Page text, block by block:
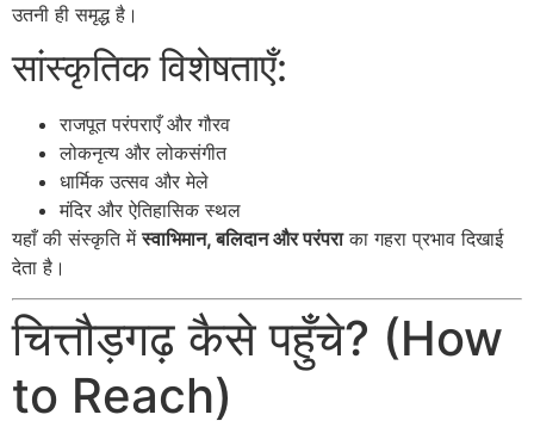
उतनी ही समृद्ध है।
सांस्कृतिक विशेषताएँ:
राजपूत परंपराएँ और गौरव
लोकनृत्य और लोकसंगीत
धार्मिक उत्सव और मेले
मंदिर और ऐतिहासिक स्थल
यहाँ की संस्कृति मेंस्वाभिमान, बलिदान और परंपराका गहरा प्रभाव दिखाई
देता है।
चित्तौड़गढ़ कैसे पहुँचे? (How
to Reach)